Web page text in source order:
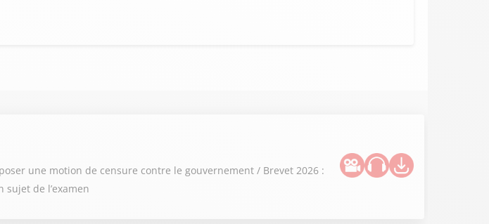
une motion de censure contre le gouvernement / Brevet 2026 :
sujet de l’examen